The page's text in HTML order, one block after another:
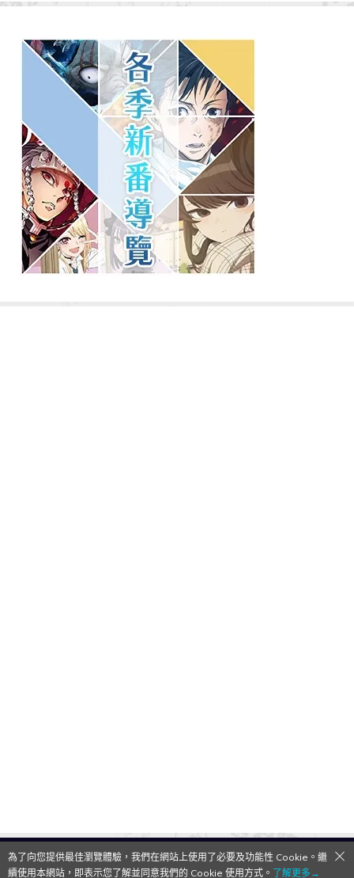
QooApp Limited © 2026
為了向您提供最佳瀏覽體驗，我們在網站上使用了必要及功能性 Cookie。繼
續使用本網站，即表示您了解並同意我們的 Cookie 使用方式。 了解更多→